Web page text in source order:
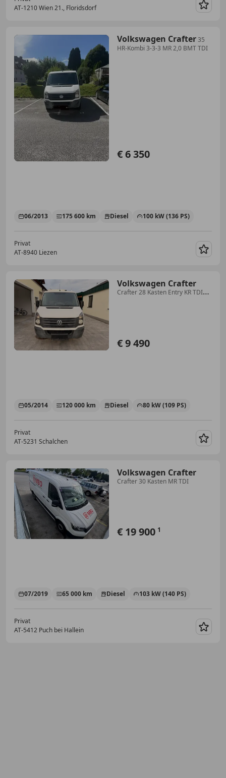
AT-1210 Wien 21., Floridsdorf
Volkswagen Crafter35
HR-Kombi 3-3-3 MR 2,0 BMT TDI
€ 6 350
06/2013 175 600 km Diesel 100 kW (136 PS)
Privat
AT-8940 Liezen
Volkswagen Crafter
Crafter 28 Kasten Entry KR TDI
€ 9 490
05/2014 120 000 km Diesel 80 kW (109 PS)
Privat
AT-5231 Schalchen
Volkswagen Crafter
Crafter 30 Kasten MR TDI
€ 19 900 1
07/2019 65 000 km Diesel 103 kW (140 PS)
Privat
AT-5412 Puch bei Hallein